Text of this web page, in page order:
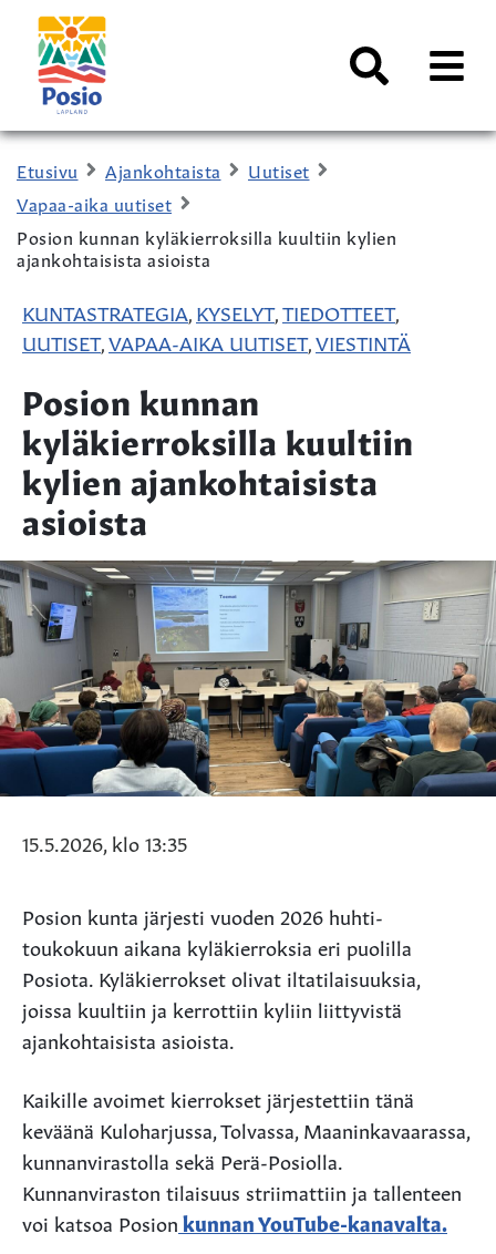
Siirry sisältöön
Kaupungin
logo
AVAA
Etusivu Ajankohtaista
Uutiset
Vapaa-aika uutiset
Posion kunnan kyläkierroksilla kuultiin kylien
ajankohtaisista asioista
KUNTASTRATEGIA KYSELYT, TIEDOTTEET,
UUTISET, VAPAA-AIKA UUTISET, VIESTINTÄ
Posion kunnan
kyläkierroksilla kuultiin
kylien ajankohtaisista
asioista
15.5.2026, klo 13:35
Posion kunta järjesti vuoden 2026 huhti-
toukokuun aikana kyläkierroksia eri puolilla
Posiota. Kyläkierrokset olivat iltatilaisuuksia,
joissa kuultiin ja kerrottiin kyliin liittyvistä
ajankohtaisista asioista.
Kaikille avoimet kierrokset järjestettiin tänä
keväänä Kuloharjussa, Tolvassa, Maaninkavaarassa,
kunnanvirastolla sekä Perä-Posiolla.
Kunnanviraston tilaisuus striimattiin ja tallenteen
voi katsoa Posionkunnan YouTube-kanavalta.